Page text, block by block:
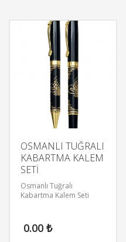
OSMANLI TUĞRALI
KABARTMA KALEM
SETİ
Osmanlı Tuğralı
Kabartma Kalem Seti
0.00 ₺